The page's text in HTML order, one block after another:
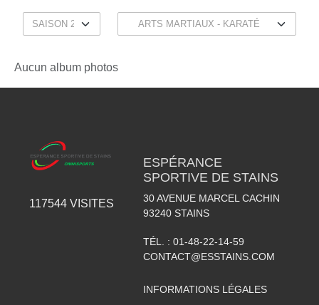
Aucun album photos
117544VISITES
ESPÉRANCE
SPORTIVE DE STAINS
30 AVENUE MARCEL CACHIN
93240 STAINS
TÉL. : 01-48-22-14-59
CONTACT@ESSTAINS.COM
INFORMATIONS LÉGALES